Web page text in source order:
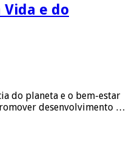
e do
do planeta e o bem-estar
desenvolvimento …